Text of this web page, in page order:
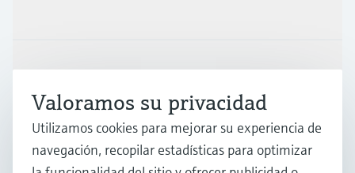
Industrias
Soporte
Valoramos su privacidad
Utilizamos cookies para mejorar su experiencia de
navegación, recopilar estadísticas para optimizar